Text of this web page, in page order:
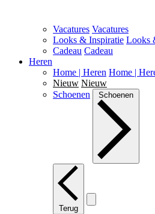
Vacatures Vacatures
Looks & Inspiratie Looks
Cadeau Cadeau
Heren
Home | Heren Home |
Nieuw Nieuw
Schoenen
Schoenen
Terug